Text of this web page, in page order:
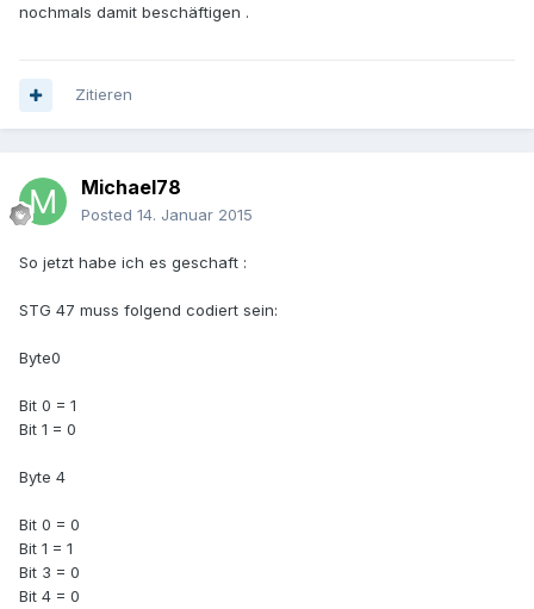
nochmals damit beschäftigen .
Zitieren
Michael78
Posted 14. Januar 2015
So jetzt habe ich es geschaft :
STG 47 muss folgend codiert sein:
Byte0
Bit 0 = 1
Bit 1 = 0
Byte 4
Bit 0 = 0
Bit 1 = 1
Bit 3 = 0
Bit 4 = 0